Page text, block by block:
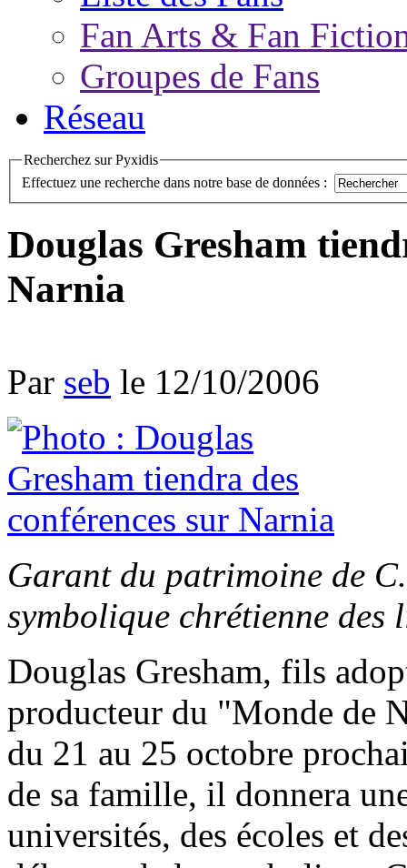
Fan Arts & Fan
Groupes de Fans
Réseau
Recherchez sur Pyxidis
Effectuez une recherche dans notre base de données :
Douglas Gresham
Narnia
Par seb le 12/10/2006
Garant du patrimoine de
symbolique chrétienne des
Douglas Gresham, fils
producteur du "Monde de
du 21 au 25 octobre
de sa famille, il donnera
universités, des écoles et